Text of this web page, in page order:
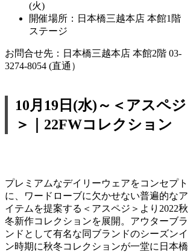
(火)
開催場所：日本橋三越本店 本館1階
ステージ
お問合せ先：日本橋三越本店 本館2階 03-
3274-8054 (直通）
10月19日(水)～＜アスペジ
＞｜22FWコレクション
プレミアムなデイリーウェアをコンセプト
に、ワードローブに欠かせない普遍的なア
イテムを提案する＜アスペジ＞より2022秋
冬新作コレクションを展開。アウターブラ
ンドとして有名な同ブランドのシーズンイ
ン時期に秋冬コレクションが一堂に日本橋